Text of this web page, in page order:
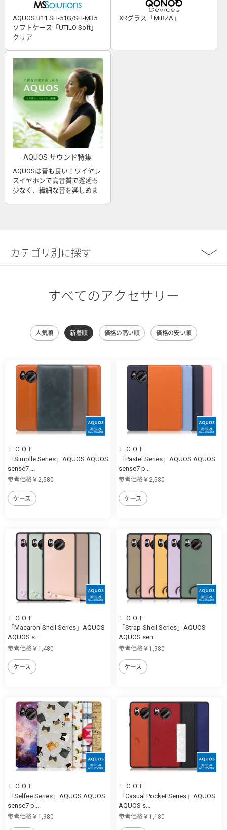
AQUOS R11 SH-51G/SH-M35
ソフトケース「UTILO Soft」
クリア
XRグラス「MiRZA」
AQUOS サウンド特集
AQUOSは音も良い！ワイヤレ
スイヤホンで高音質で遅延も
少なく、繊細な音を楽しめま
カテゴリ別に探す
すべてのアクセサリー
人気順 新着順 価格の高い順 価格の安い順
ＬＯＯＦ
「Simplle Series」AQUOS AQUOS
sense7 ...
参考価格￥2,580
ケース
ＬＯＯＦ
「Pastel Series」AQUOS AQUOS
sense7 p...
参考価格￥2,580
ケース
ＬＯＯＦ
「Macaron-Shell Series」AQUOS
AQUOS s...
参考価格￥1,480
ケース
ＬＯＯＦ
「Strap-Shell Series」AQUOS
AQUOS sen...
参考価格￥1,980
ケース
ＬＯＯＦ
「Selfee Series」AQUOS AQUOS
sense7 p...
参考価格￥1,980
ＬＯＯＦ
「Casual Pocket Series」AQUOS
AQUOS s...
参考価格￥1,180